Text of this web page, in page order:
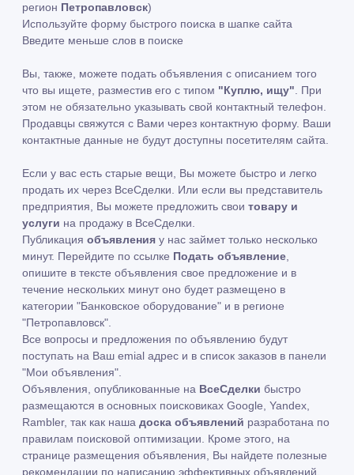
регион Петропавловск)
Используйте форму быстрого поиска в шапке сайта
Введите меньше слов в поиске
Вы, также, можете подать объявления с описанием того
что вы ищете, разместив его с типом "Куплю, ищу" . При
этом не обязательно указывать свой контактный телефон.
Продавцы свяжутся с Вами через контактную форму. Ваши
контактные данные не будут доступны посетителям сайта.
Если у вас есть старые вещи, Вы можете быстро и легко
продать их через ВсеСделки. Или если вы представитель
предприятия, Вы можете предложить свои товару и
услуги на продажу в ВсеСделки.
Публикация объявления у нас займет только несколько
минут. Перейдите по ссылке Подать объявление
опишите в тексте объявления свое предложение и в
течение нескольких минут оно будет размещено в
категории "Банковское оборудование" и в регионе
"Петропавловск".
Все вопросы и предложения по объявлению будут
поступать на Ваш emial адрес и в список заказов в панели
"Мои объявления".
Объявления, опубликованные на ВсеСделки быстро
размещаются в основных поисковиках Google, Yandex,
Rambler, так как наша доска объявлений разработана по
правилам поисковой оптимизации. Кроме этого, на
странице размещения объявления, Вы найдете полезные
рекомендации по написанию эффективных объявлений.